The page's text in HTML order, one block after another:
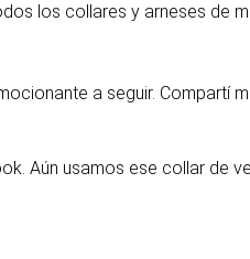
los collares y arneses de
a seguir. Compartí
Aún usamos ese collar de